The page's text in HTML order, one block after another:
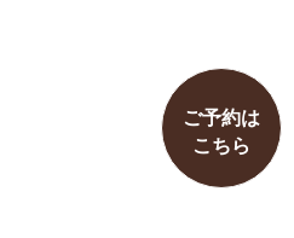
ご予約は
こちら